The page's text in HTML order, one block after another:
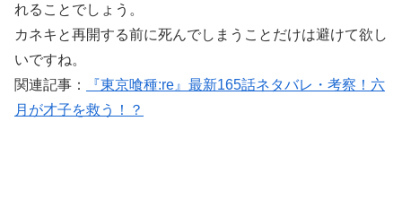
れることでしょう。
カネキと再開する前に死んでしまうことだけは避けて欲し
いですね。
関連記事：
『東京喰種:re』最新165話ネタバレ・考察！六
月が才子を救う！？